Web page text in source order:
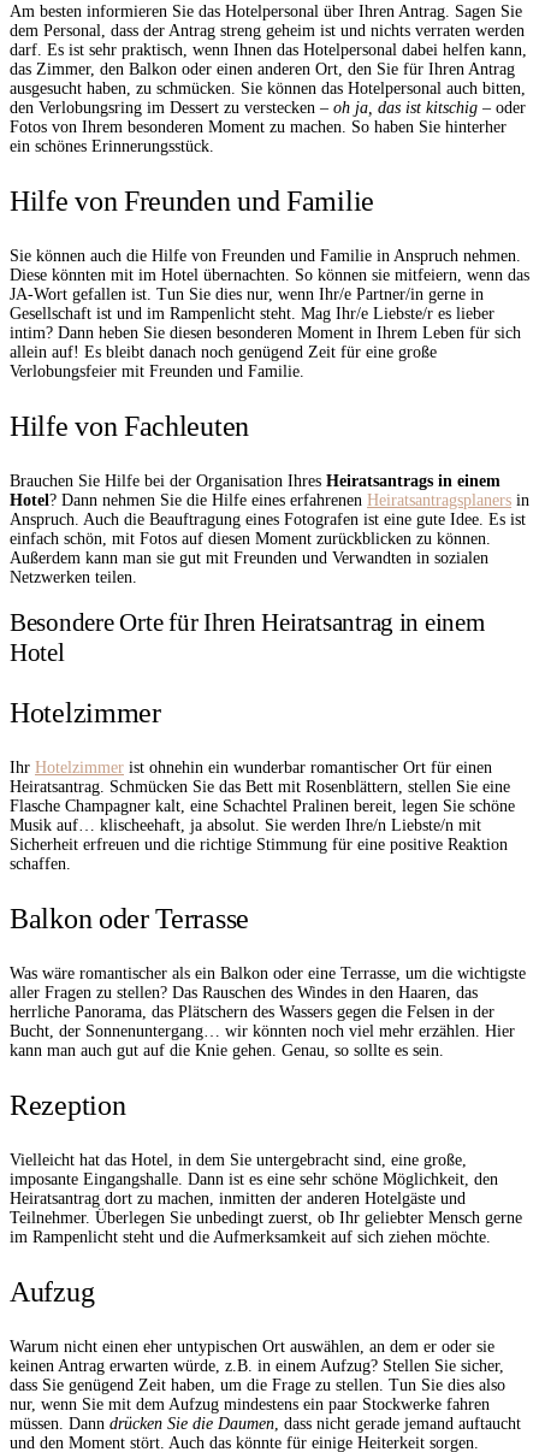
Am besten informieren Sie das Hotelpersonal über Ihren Antrag. Sagen Sie
dem Personal, dass der Antrag streng geheim ist und nichts verraten werden
darf. Es ist sehr praktisch, wenn Ihnen das Hotelpersonal dabei helfen kann,
das Zimmer, den Balkon oder einen anderen Ort, den Sie für Ihren Antrag
ausgesucht haben, zu schmücken. Sie können das Hotelpersonal auch bitten,
den Verlobungsring im Dessert zu verstecken – oh ja, das ist kitschig – oder
Fotos von Ihrem besonderen Moment zu machen. So haben Sie hinterher
ein schönes Erinnerungsstück.
Hilfe von Freunden und Familie
Sie können auch die Hilfe von Freunden und Familie in Anspruch nehmen.
Diese könnten mit im Hotel übernachten. So können sie mitfeiern, wenn das
JA-Wort gefallen ist. Tun Sie dies nur, wenn Ihr/e Partner/in gerne in
Gesellschaft ist und im Rampenlicht steht. Mag Ihr/e Liebste/r es lieber
intim? Dann heben Sie diesen besonderen Moment in Ihrem Leben für sich
allein auf! Es bleibt danach noch genügend Zeit für eine große
Verlobungsfeier mit Freunden und Familie.
Hilfe von Fachleuten
Brauchen Sie Hilfe bei der Organisation Ihres Heiratsantrags in einem
Hotel ? Dann nehmen Sie die Hilfe eines erfahrenen Heiratsantragsplaners in
Anspruch. Auch die Beauftragung eines Fotografen ist eine gute Idee. Es ist
einfach schön, mit Fotos auf diesen Moment zurückblicken zu können.
Außerdem kann man sie gut mit Freunden und Verwandten in sozialen
Netzwerken teilen.
Besondere Orte für Ihren Heiratsantrag in einem
Hotel
Hotelzimmer
Ihr Hotelzimmer ist ohnehin ein wunderbar romantischer Ort für einen
Heiratsantrag. Schmücken Sie das Bett mit Rosenblättern, stellen Sie eine
Flasche Champagner kalt, eine Schachtel Pralinen bereit, legen Sie schöne
Musik auf… klischeehaft, ja absolut. Sie werden Ihre/n Liebste/n mit
Sicherheit erfreuen und die richtige Stimmung für eine positive Reaktion
schaffen.
Balkon oder Terrasse
Was wäre romantischer als ein Balkon oder eine Terrasse, um die wichtigste
aller Fragen zu stellen? Das Rauschen des Windes in den Haaren, das
herrliche Panorama, das Plätschern des Wassers gegen die Felsen in der
Bucht, der Sonnenuntergang… wir könnten noch viel mehr erzählen. Hier
kann man auch gut auf die Knie gehen. Genau, so sollte es sein.
Rezeption
Vielleicht hat das Hotel, in dem Sie untergebracht sind, eine große,
imposante Eingangshalle. Dann ist es eine sehr schöne Möglichkeit, den
Heiratsantrag dort zu machen, inmitten der anderen Hotelgäste und
Teilnehmer. Überlegen Sie unbedingt zuerst, ob Ihr geliebter Mensch gerne
im Rampenlicht steht und die Aufmerksamkeit auf sich ziehen möchte.
Aufzug
Warum nicht einen eher untypischen Ort auswählen, an dem er oder sie
keinen Antrag erwarten würde, z.B. in einem Aufzug? Stellen Sie sicher,
dass Sie genügend Zeit haben, um die Frage zu stellen. Tun Sie dies also
nur, wenn Sie mit dem Aufzug mindestens ein paar Stockwerke fahren
müssen. Dann drücken Sie die Daumen, dass nicht gerade jemand auftaucht
und den Moment stört. Auch das könnte für einige Heiterkeit sorgen.